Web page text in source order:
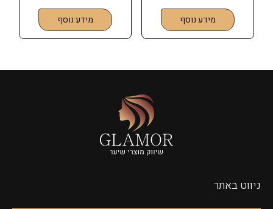
מידע נוסף מידע נוסף
ניווט באתר